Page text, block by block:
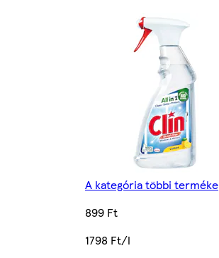
A kategória többi terméke
899 Ft
1798 Ft/l